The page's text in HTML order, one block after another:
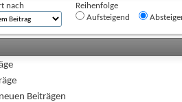
nach
Reihenfolge
Aufsteigend
Beiträgen